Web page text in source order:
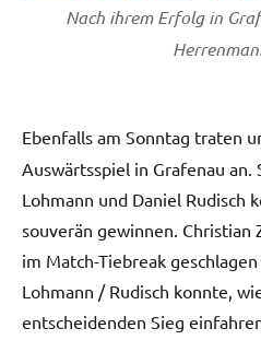
Nach ihrem Erfolg in
Ebenfalls am Sonntag traten
Auswärtsspiel in Grafenau an.
Lohmann und Daniel Rudisch
souverän gewinnen. Christian
im Match-Tiebreak
Lohmann / Rudisch konnte,
entscheidenden Sieg